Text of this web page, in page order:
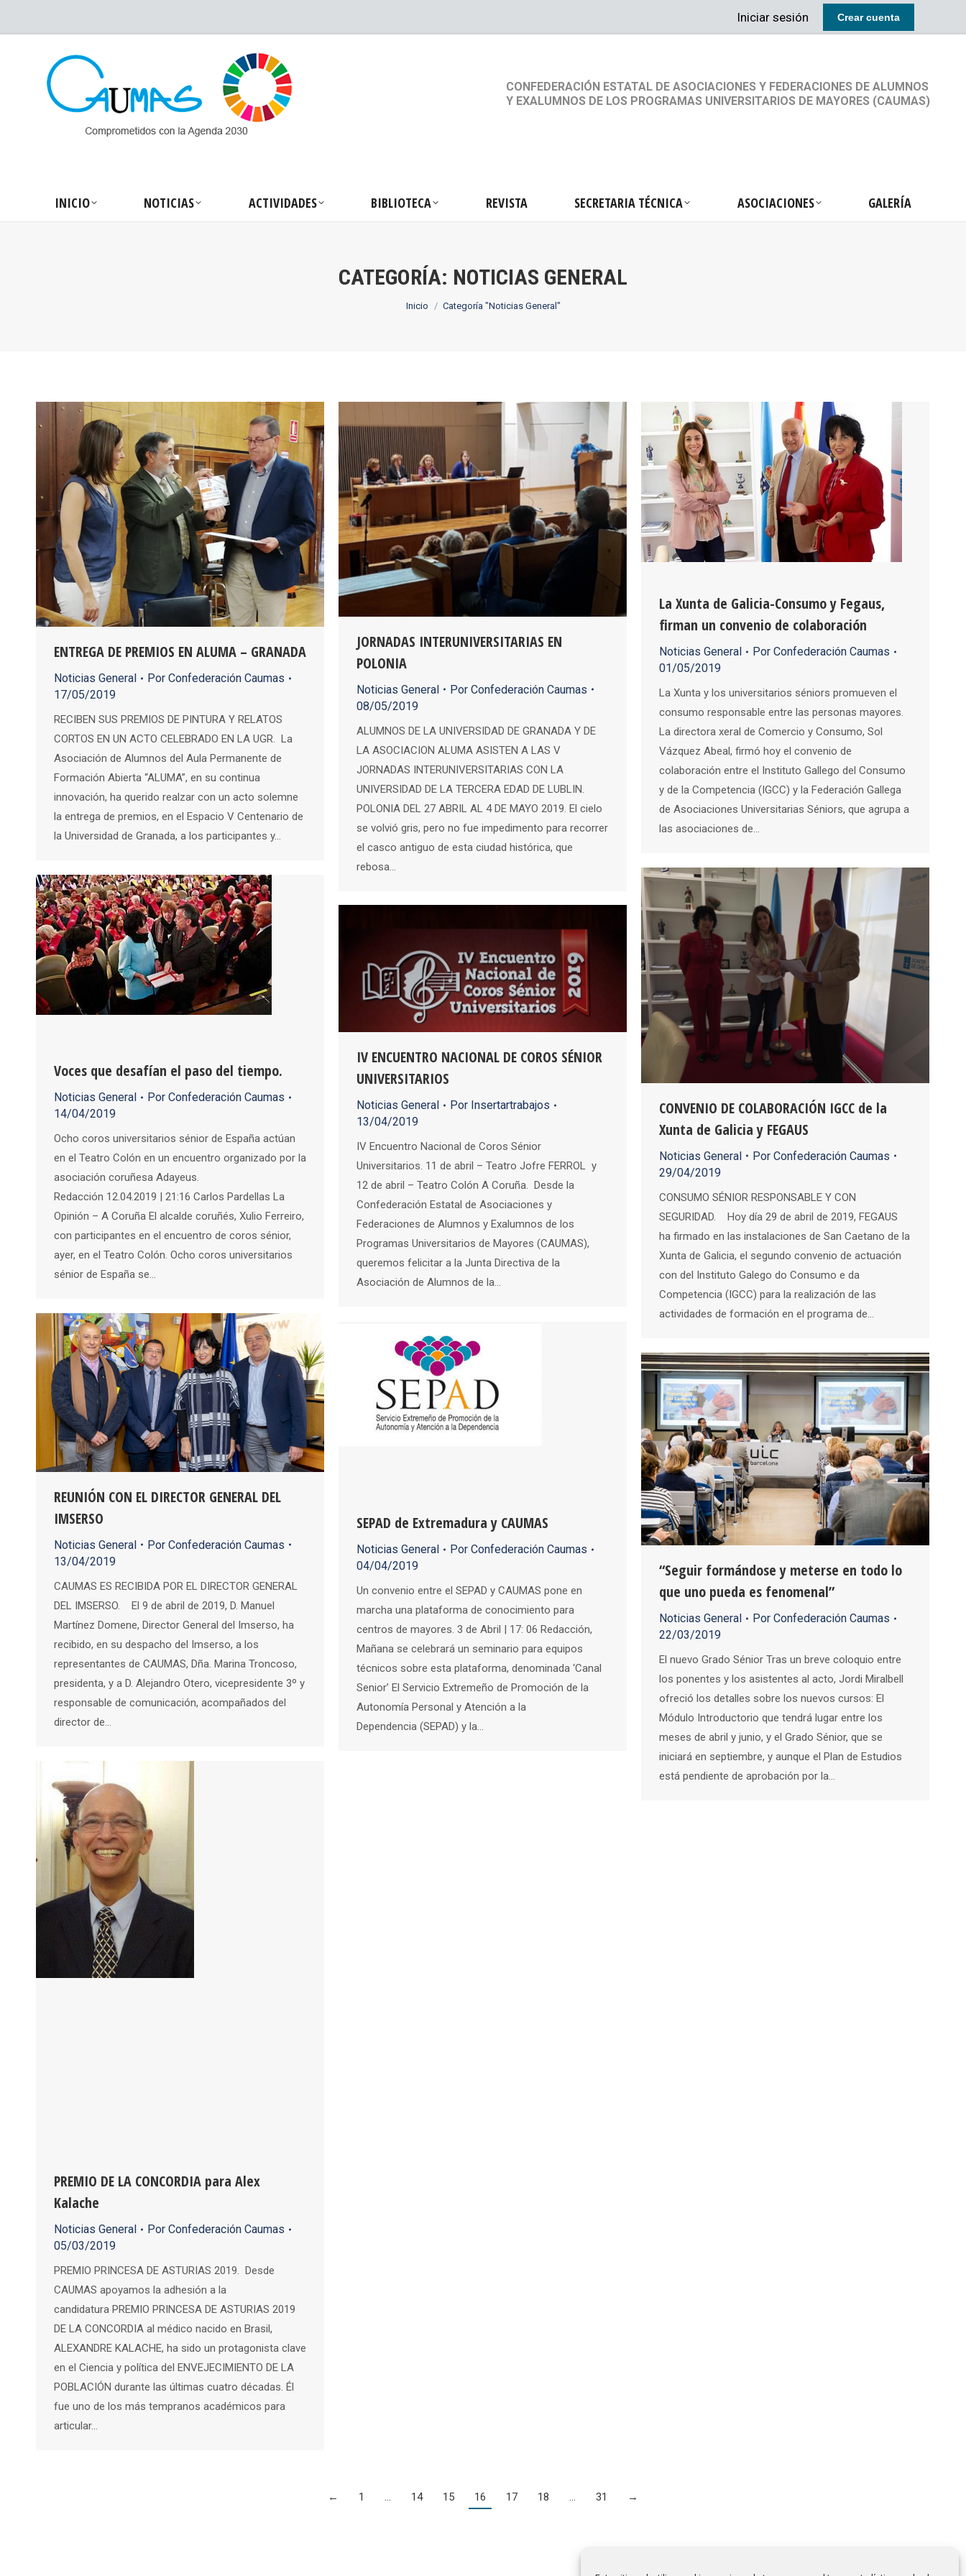
Iniciar sesión Crear cuenta
CONFEDERACIÓN ESTATAL DE ASOCIACIONES Y FEDERACIONES DE ALUMNOS
Y EXALUMNOS DE LOS PROGRAMAS UNIVERSITARIOS DE MAYORES (CAUMAS)
INICIO NOTICIAS ACTIVIDADES BIBLIOTECA REVISTA SECRETARIA TÉCNICA ASOCIACIONES GALERÍA
CATEGORÍA: NOTICIAS GENERAL
Estás aquí:
Inicio Categoría "Noticias General"
ENTREGA DE PREMIOS EN ALUMA – GRANADA
Noticias General Por Confederación Caumas
17/05/2019
RECIBEN SUS PREMIOS DE PINTURA Y RELATOS
CORTOS EN UN ACTO CELEBRADO EN LA UGR. La
Asociación de Alumnos del Aula Permanente de
Formación Abierta “ALUMA”, en su continua
innovación, ha querido realzar con un acto solemne
la entrega de premios, en el Espacio V Centenario de
la Universidad de Granada, a los participantes y…
JORNADAS INTERUNIVERSITARIAS EN
POLONIA
Noticias General Por Confederación Caumas
08/05/2019
ALUMNOS DE LA UNIVERSIDAD DE GRANADA Y DE
LA ASOCIACION ALUMA ASISTEN A LAS V
JORNADAS INTERUNIVERSITARIAS CON LA
UNIVERSIDAD DE LA TERCERA EDAD DE LUBLIN.
POLONIA DEL 27 ABRIL AL 4 DE MAYO 2019. El cielo
se volvió gris, pero no fue impedimento para recorrer
el casco antiguo de esta ciudad histórica, que
rebosa…
La Xunta de Galicia-Consumo y Fegaus,
firman un convenio de colaboración
Noticias General Por Confederación Caumas
01/05/2019
La Xunta y los universitarios séniors promueven el
consumo responsable entre las personas mayores.
La directora xeral de Comercio y Consumo, Sol
Vázquez Abeal, firmó hoy el convenio de
colaboración entre el Instituto Gallego del Consumo
y de la Competencia (IGCC) y la Federación Gallega
de Asociaciones Universitarias Séniors, que agrupa a
las asociaciones de…
CONVENIO DE COLABORACIÓN IGCC de la
Xunta de Galicia y FEGAUS
Noticias General Por Confederación Caumas
29/04/2019
CONSUMO SÉNIOR RESPONSABLE Y CON
SEGURIDAD. Hoy día 29 de abril de 2019, FEGAUS
ha firmado en las instalaciones de San Caetano de la
Xunta de Galicia, el segundo convenio de actuación
con del Instituto Galego do Consumo e da
Competencia (IGCC) para la realización de las
actividades de formación en el programa de…
Voces que desafían el paso del tiempo.
Noticias General Por Confederación Caumas
14/04/2019
Ocho coros universitarios sénior de España actúan
en el Teatro Colón en un encuentro organizado por la
asociación coruñesa Adayeus.
Redacción 12.04.2019 | 21:16 Carlos Pardellas La
Opinión – A Coruña El alcalde coruñés, Xulio Ferreiro,
con participantes en el encuentro de coros sénior,
ayer, en el Teatro Colón. Ocho coros universitarios
sénior de España se…
IV ENCUENTRO NACIONAL DE COROS SÉNIOR
UNIVERSITARIOS
Noticias General Por Insertartrabajos
13/04/2019
IV Encuentro Nacional de Coros Sénior
Universitarios. 11 de abril – Teatro Jofre FERROL y
12 de abril – Teatro Colón A Coruña. Desde la
Confederación Estatal de Asociaciones y
Federaciones de Alumnos y Exalumnos de los
Programas Universitarios de Mayores (CAUMAS),
queremos felicitar a la Junta Directiva de la
Asociación de Alumnos de la…
REUNIÓN CON EL DIRECTOR GENERAL DEL
IMSERSO
Noticias General Por Confederación Caumas
13/04/2019
CAUMAS ES RECIBIDA POR EL DIRECTOR GENERAL
DEL IMSERSO. El 9 de abril de 2019, D. Manuel
Martínez Domene, Director General del Imserso, ha
recibido, en su despacho del Imserso, a los
representantes de CAUMAS, Dña. Marina Troncoso,
presidenta, y a D. Alejandro Otero, vicepresidente 3º y
responsable de comunicación, acompañados del
director de…
SEPAD de Extremadura y CAUMAS
Noticias General Por Confederación Caumas
04/04/2019
Un convenio entre el SEPAD y CAUMAS pone en
marcha una plataforma de conocimiento para
centros de mayores. 3 de Abril | 17: 06 Redacción,
Mañana se celebrará un seminario para equipos
técnicos sobre esta plataforma, denominada ‘Canal
Senior’ El Servicio Extremeño de Promoción de la
Autonomía Personal y Atención a la
Dependencia (SEPAD) y la…
“Seguir formándose y meterse en todo lo
que uno pueda es fenomenal”
Noticias General Por Confederación Caumas
22/03/2019
El nuevo Grado Sénior Tras un breve coloquio entre
los ponentes y los asistentes al acto, Jordi Miralbell
ofreció los detalles sobre los nuevos cursos: El
Módulo Introductorio que tendrá lugar entre los
meses de abril y junio, y el Grado Sénior, que se
iniciará en septiembre, y aunque el Plan de Estudios
está pendiente de aprobación por la…
PREMIO DE LA CONCORDIA para Alex
Kalache
Noticias General Por Confederación Caumas
05/03/2019
PREMIO PRINCESA DE ASTURIAS 2019. Desde
CAUMAS apoyamos la adhesión a la
candidatura PREMIO PRINCESA DE ASTURIAS 2019
DE LA CONCORDIA al médico nacido en Brasil,
ALEXANDRE KALACHE, ha sido un protagonista clave
en el Ciencia y política del ENVEJECIMIENTO DE LA
POBLACIÓN durante las últimas cuatro décadas. Él
fue uno de los más tempranos académicos para
articular…
← 1 … 14 15 16 17 18 … 31 →